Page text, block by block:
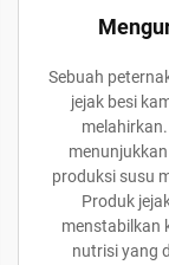
Sebuah
jejak besi
produksi susu
Produk
menstabilkan
nutrisi yang